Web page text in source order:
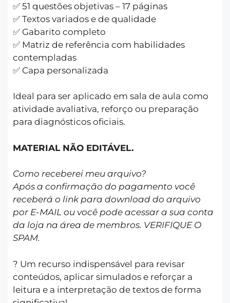
✅ 51 questões objetivas – 17 páginas
✅ Textos variados e de qualidade
✅ Gabarito completo
✅ Matriz de referência com habilidades
contempladas
✅ Capa personalizada
Ideal para ser aplicado em sala de aula como
atividade avaliativa, reforço ou preparação
para diagnósticos oficiais.
MATERIAL NÃO EDITÁVEL.
Como receberei meu arquivo?
Após a confirmação do pagamento você
receberá o link para download do arquivo
por E-MAIL ou você pode acessar a sua conta
da loja na área de membros. VERIFIQUE O
SPAM.
? Um recurso indispensável para revisar
conteúdos, aplicar simulados e reforçar a
leitura e a interpretação de textos de forma